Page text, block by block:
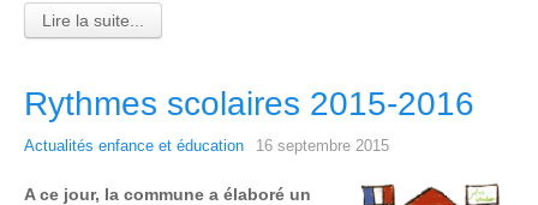
Lire la suite...
Rythmes scolaires 2015-2016
Actualités enfance et éducation 16 septembre 2015
A ce jour, la commune a élaboré un